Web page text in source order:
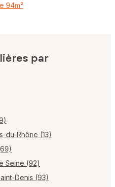
94m²
par
du-Rhône (13)
Seine (92)
Denis (93)